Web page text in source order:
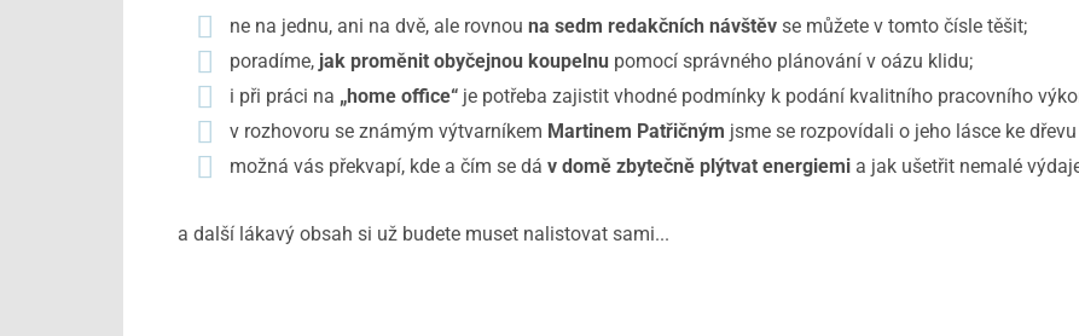
ne na jednu, ani na dvě, ale rovnou na sedm redakčních návštěv se můžete v tomto čísle těšit;
poradíme, jak proměnit obyčejnou koupelnu pomocí správného plánování v oázu klidu;
i při práci na „home office“ je potřeba zajistit vhodné podmínky k podání kvalitního pracovního
v rozhovoru se známým výtvarníkem Martinem Patřičným jsme se rozpovídali o jeho lásce ke
možná vás překvapí, kde a čím se dá v domě zbytečně plýtvat energiemi a jak ušetřit nemalé
a další lákavý obsah si už budete muset nalistovat sami...